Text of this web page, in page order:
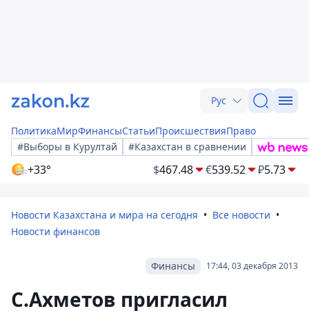
Рус
ПолитикаМирФинансыСтатьиПроисшествияПраво
#Выборы в Курултай
#Казахстан в сравнении
+33° $467.48 €539.52 ₽5.73
Новости Казахстана и мира на сегодня
Все новости
Новости финансов
17:44, 03 декабря 2013
Финансы
С.Ахметов пригласил